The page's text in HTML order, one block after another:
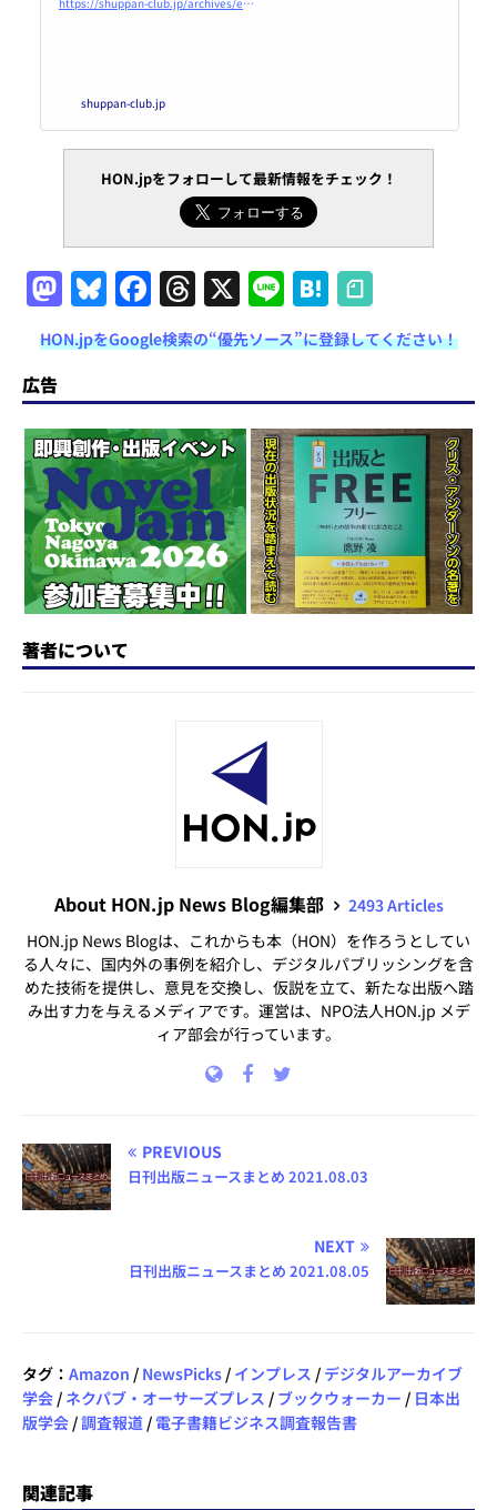
shuppan-club.jp
HON.jpをフォローして最新情報をチェック！
M
a
st
o
d
o
n
Bl
u
e
s
k
y
F
a
c
e
b
o
o
k
T
h
re
a
d
s
X Li
n
e
H
at
e
n
a
HON.jpをGoogle検索の“優先ソース”に登録してください！
広告
著者について
About HON.jp News Blog編集部
2493 Articles
HON.jp News Blogは、これからも本（HON）を作ろうとしてい
る人々に、国内外の事例を紹介し、デジタルパブリッシングを含
めた技術を提供し、意見を交換し、仮説を立て、新たな出版へ踏
み出す力を与えるメディアです。運営は、NPO法人HON.jp メデ
ィア部会が行っています。
PREVIOUS
日刊出版ニュースまとめ 2021.08.03
NEXT
日刊出版ニュースまとめ 2021.08.05
タグ： Amazon / NewsPicks / インプレス / デジタルアーカイブ
学会 / ネクパブ・オーサーズプレス / ブックウォーカー / 日本出
版学会 /調査報道 / 電子書籍ビジネス調査報告書
関連記事